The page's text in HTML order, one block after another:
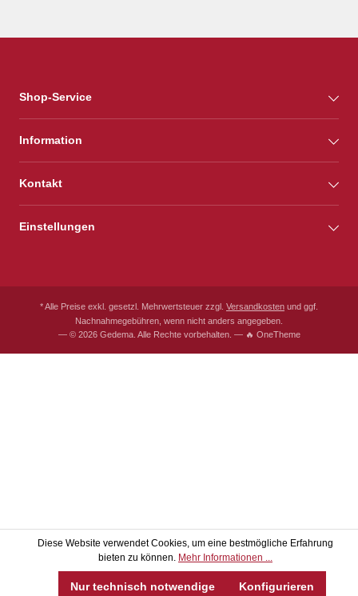
Shop-Service
Information
Kontakt
Einstellungen
* Alle Preise exkl. gesetzl. Mehrwertsteuer zzgl. Versandkosten und ggf.
Nachnahmegebühren, wenn nicht anders angegeben.
— © 2026 Gedema. Alle Rechte vorbehalten. — 🔥 OneTheme
Diese Website verwendet Cookies, um eine bestmögliche Erfahrung
bieten zu können. Mehr Informationen ...
Nur technisch notwendige Konfigurieren